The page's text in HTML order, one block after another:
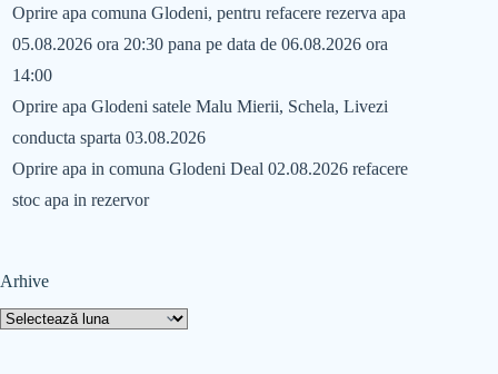
Oprire apa comuna Glodeni, pentru refacere rezerva apa
05.08.2026 ora 20:30 pana pe data de 06.08.2026 ora
14:00
Oprire apa Glodeni satele Malu Mierii, Schela, Livezi
conducta sparta 03.08.2026
Oprire apa in comuna Glodeni Deal 02.08.2026 refacere
stoc apa in rezervor
Arhive